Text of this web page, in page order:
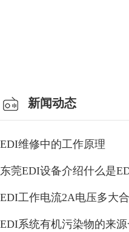
新闻动态
EDI维修中的工作原理
东莞EDI设备介绍什么是
EDI工作电流2A电压多大
EDI系统有机污染物的来